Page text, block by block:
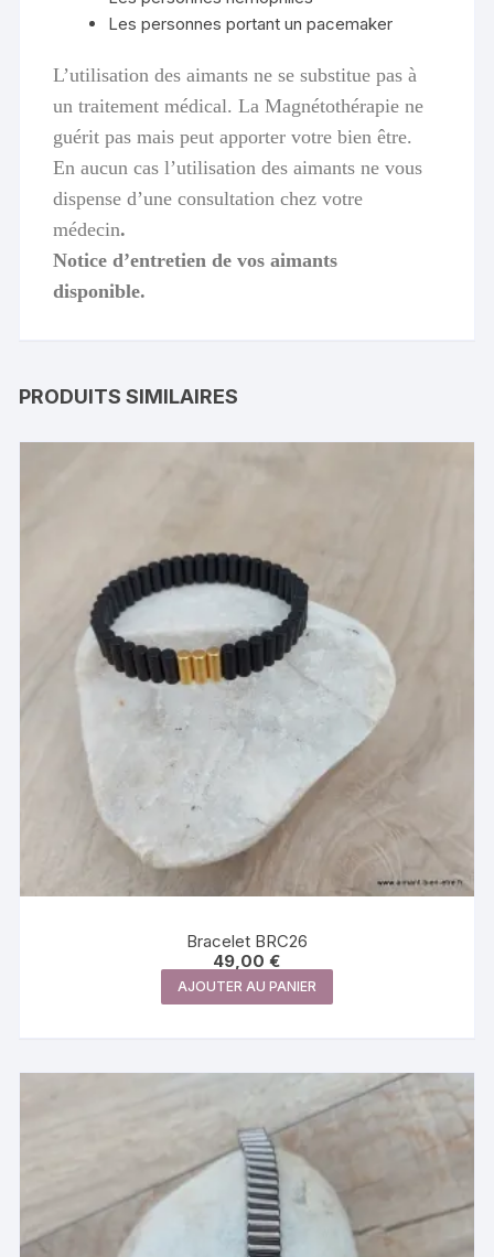
Les personnes portant un pacemaker
L’utilisation des aimants ne se substitue pas à
un traitement médical. La Magnétothérapie ne
guérit pas mais peut apporter votre bien être.
En aucun cas l’utilisation des aimants ne vous
dispense d’une consultation chez votre
médecin.
Notice d’entretien de vos aimants
disponible.
PRODUITS SIMILAIRES
Bracelet BRC26
49,00€
AJOUTER AU PANIER